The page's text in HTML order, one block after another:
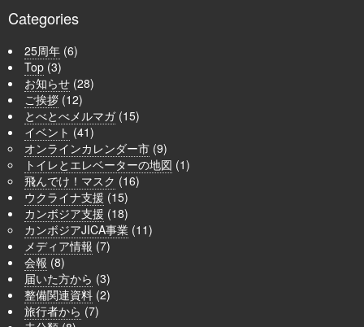
Categories
25周年 (6)
Top (3)
お知らせ (28)
ご挨拶 (12)
とべとべメルマガ(15)
イベント (41)
オンラインカレンダー市 (9)
トイレとエレベーターの地図 (1)
飛んでけ！マスク (16)
ウクライナ支援 (15)
カンボジア支援 (18)
カンボジアJICA事業 (11)
メディア情報 (7)
会報 (8)
届いた方から (3)
整備関連資料 (2)
旅行者から (7)